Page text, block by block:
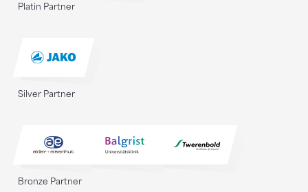
Platin Partner
Silver Partner
Bronze Partner